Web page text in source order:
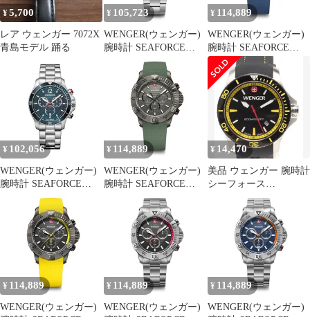
¥5,700
レア ウェンガー 7072X
青島モデル 踊る
¥ 105,723
WENGER(ウェンガー)
腕時計 SEAFORCE
CHRONO (シーフォー
ス クロノ) ギフト
01.0643.119 クォーツ
[国内正規品] 0
¥ 114,889
WENGER(ウェンガー)
腕時計 SEAFORCE
CHRONO (シーフォー
ス クロノ) クォーツ ア
ナログ メンズ ステンレ
ススチールケース
(316L) ブラックアイス
ダイヤル ブルーシリコ
ンストラップ 200m防水
3年保証 ギフト グレー
[国内 1
¥ 102,056
WENGER(ウェンガー)
腕時計 SEAFORCE
CHRONO (シーフォー
ス クロノ) ギフト
01.0643.115 クォーツ
[国内正規品] 1
¥ 114,889
WENGER(ウェンガー)
腕時計 SEAFORCE
CHRONO (シーフォー
ス クロノ) クォーツ ア
ナログ メンズ ステンレ
ススチールケース
(316L) ブラックアイス
ダイヤル グリーンシリ
コンストラップ 200m防
水 3年保証 ギフト グレ
ー [国 1
¥ 14,470
美品 ウェンガー 腕時計
シーフォース
01.0641.101 クオーツ
ブラック メンズ
WENGER
¥ 114,889
WENGER(ウェンガー)
¥ 114,889
WENGER(ウェンガー)
¥ 114,889
WENGER(ウェンガー)